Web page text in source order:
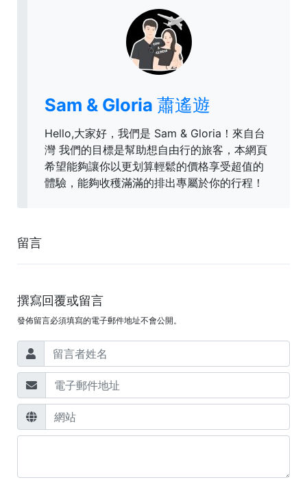
Sam & Gloria 蕭遙遊
Hello,大家好，我們是 Sam & Gloria！來自台
灣 我們的目標是幫助想自由行的旅客，本網頁
希望能夠讓你以更划算輕鬆的價格享受超值的
體驗，能夠收穫滿滿的排出專屬於你的行程！
留言
撰寫回覆或留言
發佈留言必須填寫的電子郵件地址不會公開。